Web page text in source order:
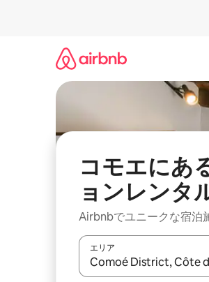
コモエにあ
ョンレンタ
Airbnbでユニークな宿泊
エリア
検索結果が表示されたら